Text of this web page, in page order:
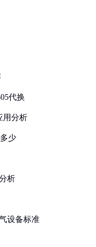
代换
用分析
少
析
设备标准